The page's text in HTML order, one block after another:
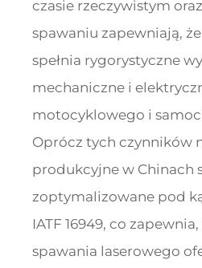
czasie rzeczywistym
spawaniu zapewniają,
spełnia rygorystyczne
mechaniczne i
motocyklowego i
Oprócz tych czynników
produkcyjne w Chinach
zoptymalizowane pod
IATF 16949, co
spawania laserowego